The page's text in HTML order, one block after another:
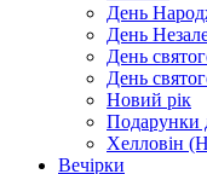
День
День
День
День
Новий рік
Подарунки
Хелловін
Вечірки